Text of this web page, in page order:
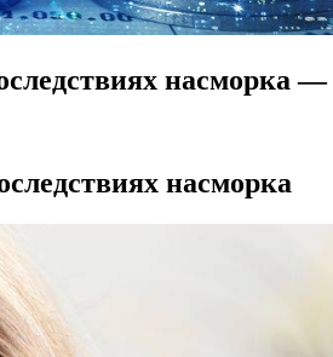
насморка
насморка